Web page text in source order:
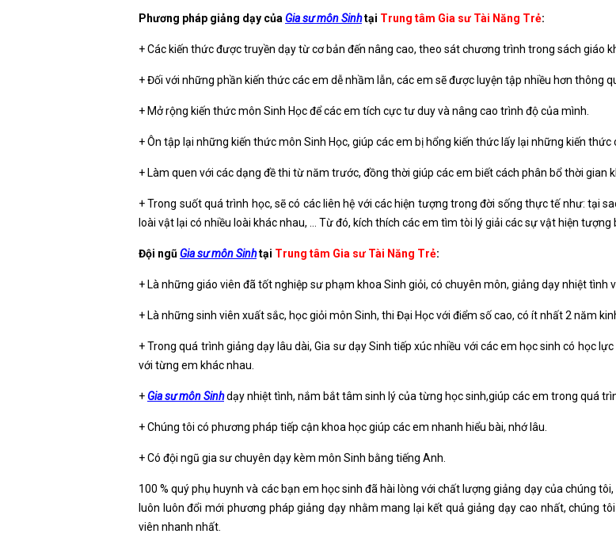
Phương pháp giảng dạy của Gia sư môn Sinhtại Trung tâm Gia sư Tài Năng Trẻ:
+ Các kiến thức được truyền dạy từ cơ bản đến nâng cao, theo sát chương trình trong sách giáo
+ Đối với những phần kiến thức các em dễ nhầm lẫn, các em sẽ được luyện tập nhiều hơn thông
+ Mở rộng kiến thức môn Sinh Học để các em tích cực tư duy và nâng cao trình độ của mình.
+ Ôn tập lại những kiến thức môn Sinh Học, giúp các em bị hổng kiến thức lấy lại những kiến
+ Làm quen với các dạng đề thi từ năm trước, đồng thời giúp các em biết cách phân bổ thời gian
+ Trong suốt quá trình học, sẽ có các liên hệ với các hiện tượng trong đời sống thực tế như: tại
loài vật lại có nhiều loài khác nhau, … Từ đó, kích thích các em tìm tòi lý giải các sự vật hiện tượng
Đội ngũ Gia sư môn Sinhtại Trung tâm Gia sư Tài Năng Trẻ:
+ Là những giáo viên đã tốt nghiệp sư phạm khoa Sinh giỏi, có chuyên môn, giảng dạy nhiệt tình
+ Là những sinh viên xuất sắc, học giỏi môn Sinh, thi Đại Học với điểm số cao, có ít nhất 2 năm
+ Trong quá trình giảng dạy lâu dài, Gia sư dạy Sinh tiếp xúc nhiều với các em học sinh có học
với từng em khác nhau.
+ Gia sư môn Sinhdạy nhiệt tình, nắm bắt tâm sinh lý của từng học sinh,giúp các em trong quá
+ Chúng tôi có phương pháp tiếp cận khoa học giúp các em nhanh hiểu bài, nhớ lâu.
+ Có đội ngũ gia sư chuyên dạy kèm môn Sinh bằng tiếng Anh.
100 % quý phụ huynh và các bạn em học sinh đã hài lòng với chất lượng giảng dạy của chúng tôi,
luôn luôn đổi mới phương pháp giảng dạy nhằm mang lại kết quả giảng dạy cao nhất, chúng
viên nhanh nhất.